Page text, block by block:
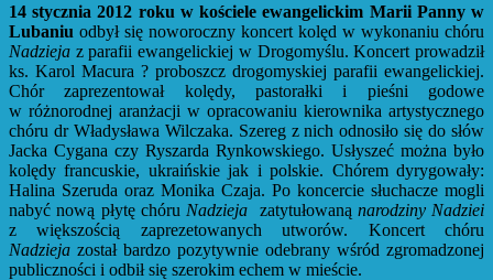
14 stycznia 2012 roku w kościele ewangelickim Marii Panny w
Lubaniu odbył się noworoczny koncert kolęd w wykonaniu chóru
Nadzieja z parafii ewangelickiej w Drogomyślu. Koncert prowadził
ks. Karol Macura ? proboszcz drogomyskiej parafii ewangelickiej.
Chór zaprezentował kolędy, pastorałki i pieśni godowe
w różnorodnej aranżacji w opracowaniu kierownika artystycznego
chóru dr Władysława Wilczaka. Szereg z nich odnosiło się do słów
Jacka Cygana czy Ryszarda Rynkowskiego. Usłyszeć można było
kolędy francuskie, ukraińskie jak i polskie. Chórem dyrygowały:
Halina Szeruda oraz Monika Czaja. Po koncercie słuchacze mogli
nabyć nową płytę chóru Nadzieja zatytułowaną narodziny Nadziei
z większością zaprezetowanych utworów. Koncert chóru
Nadzieja został bardzo pozytywnie odebrany wśród zgromadzonej
publiczności i odbił się szerokim echem w mieście.